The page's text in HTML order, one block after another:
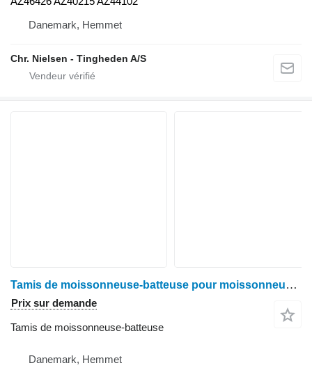
Danemark, Hemmet
Chr. Nielsen - Tingheden A/S
Tamis de moissonneuse-batteuse pour moissonneuse-batteuse John Deere 955
Prix sur demande
Tamis de moissonneuse-batteuse
Danemark, Hemmet